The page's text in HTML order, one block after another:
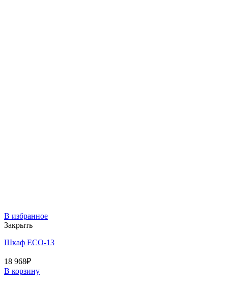
В избранное
Закрыть
Шкаф ECO-13
18 968₽
В корзину